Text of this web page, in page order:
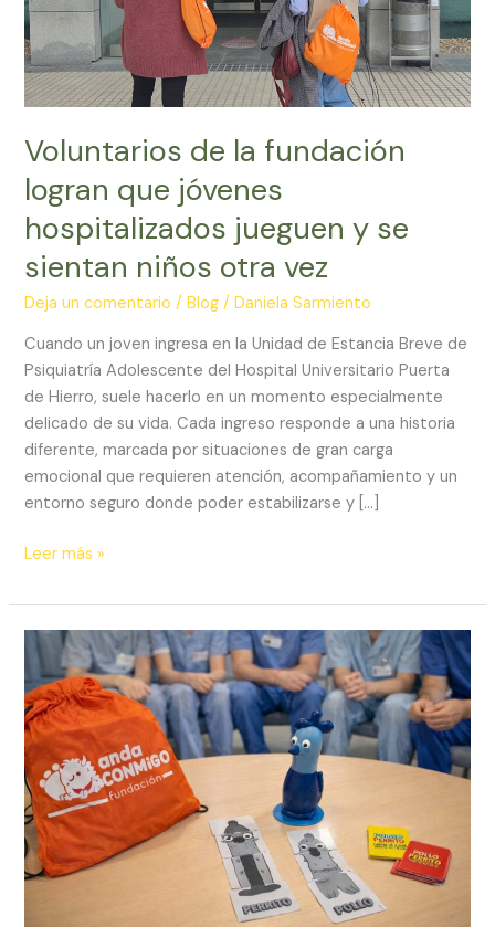
Voluntarios de la fundación
logran que jóvenes
hospitalizados jueguen y se
sientan niños otra vez
Deja un comentario /Blog /Daniela Sarmiento
Cuando un joven ingresa en la Unidad de Estancia Breve de
Psiquiatría Adolescente del Hospital Universitario Puerta
de Hierro, suele hacerlo en un momento especialmente
delicado de su vida. Cada ingreso responde a una historia
diferente, marcada por situaciones de gran carga
emocional que requieren atención, acompañamiento y un
entorno seguro donde poder estabilizarse y […]
hospitalizados
jueguen
y
se
niños
otra
vez
Leer más »
160
jóvenes
acompañados
en
los
primeros
tres
meses
del
Proyecto
en